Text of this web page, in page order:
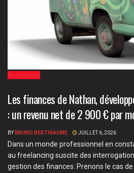
Actualités
Les finances de Nathan,
: un revenu net de 2 900 € par
BY BRUNO BERTHIAUME JUILLET 6, 2026
Dans un monde professionnel en
au freelancing suscite des
gestion des finances. Prenons le cas